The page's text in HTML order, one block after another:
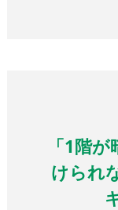
「1階
けられ